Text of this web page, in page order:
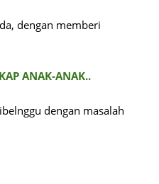
dengan memberi
ANAK-ANAK..
dengan masalah